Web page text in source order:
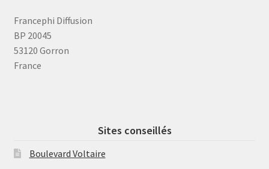
Francephi Diffusion
BP 20045
53120 Gorron
France
Sites conseillés
Boulevard Voltaire